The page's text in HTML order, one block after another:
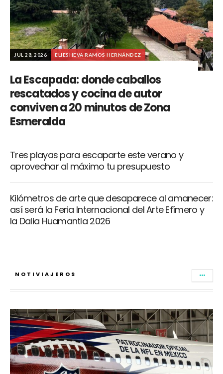
JUL 28, 2026 ELIESHEVA RAMOS HERNÁNDEZ
La Escapada: donde caballos
rescatados y cocina de autor
conviven a 20 minutos de Zona
Esmeralda
Tres playas para escaparte este verano y
aprovechar al máximo tu presupuesto
Kilómetros de arte que desaparece al amanecer:
así será la Feria Internacional del Arte Efímero y
la Dalia Huamantla 2026
NOTIVIAJEROS